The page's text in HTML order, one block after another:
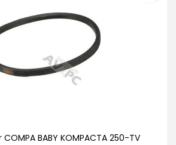
BABY KOMPACTA 250-TV